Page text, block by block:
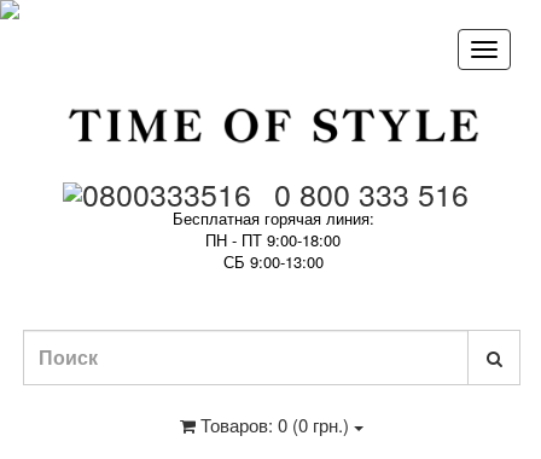
0 800 333 516
Бесплатная горячая линия:
ПН - ПТ 9:00-18:00
СБ 9:00-13:00
Товаров: 0 (0 грн.)